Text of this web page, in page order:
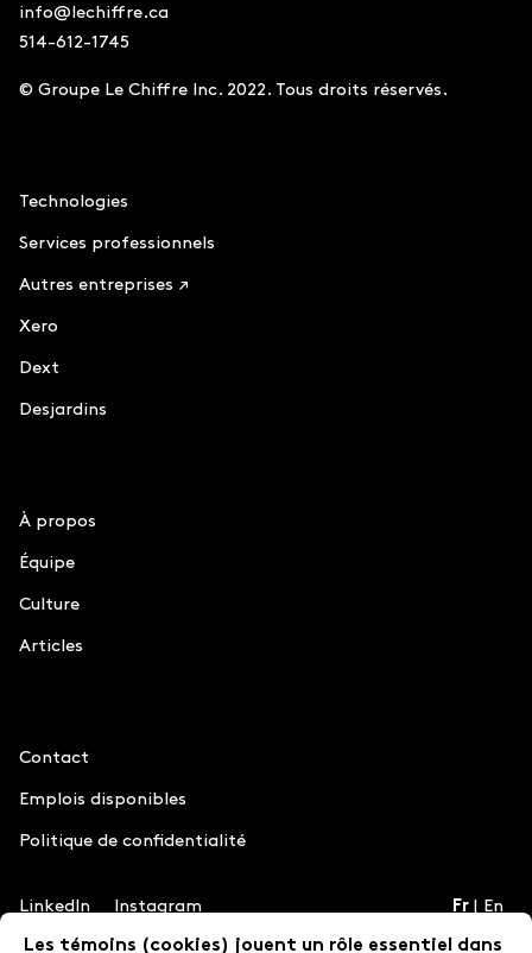
Fr En
info@lechiffre.ca
514-612-1745
© Groupe Le Chiffre Inc. 2022. Tous droits réservés.
Technologies
Services professionnels
Autres entreprises ↗
Xero
Dext
Desjardins
À propos
Équipe
Culture
Articles
Contact
Emplois disponibles
Politique de confidentialité
LinkedIn Instagram
Les témoins (cookies) jouent un rôle essentiel dans